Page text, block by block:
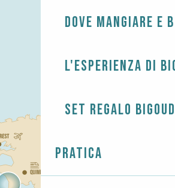
Dove mangiare e
L'esperienza di
Set regalo
Pratica